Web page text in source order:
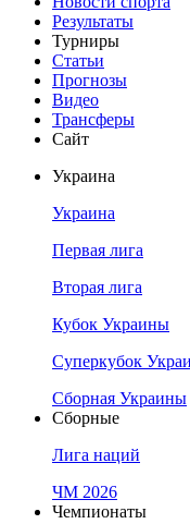
Результаты
Турниры
Статьи
Прогнозы
Видео
Трансферы
Сайт
Украина
Украина
Первая лига
Вторая лига
Кубок Украины
Суперкубок
Сборная Украины
Сборные
Лига наций
ЧМ 2026
Чемпионаты